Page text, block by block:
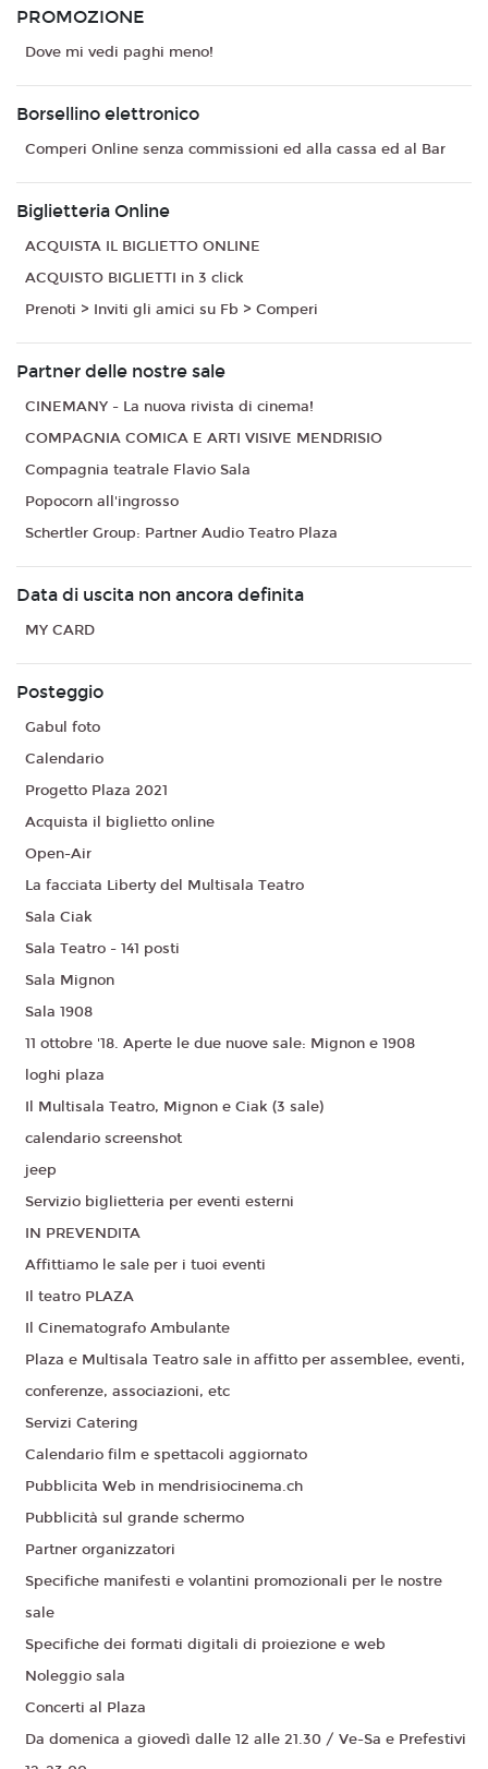
PROMOZIONE
Dove mi vedi paghi meno!
Borsellino elettronico
Comperi Online senza commissioni ed alla cassa ed al Bar
Biglietteria Online
ACQUISTA IL BIGLIETTO ONLINE
ACQUISTO BIGLIETTI in 3 click
Prenoti > Inviti gli amici su Fb > Comperi
Partner delle nostre sale
CINEMANY - La nuova rivista di cinema!
COMPAGNIA COMICA E ARTI VISIVE MENDRISIO
Compagnia teatrale Flavio Sala
Popocorn all'ingrosso
Schertler Group: Partner Audio Teatro Plaza
Data di uscita non ancora definita
MY CARD
Posteggio
Gabul foto
Calendario
Progetto Plaza 2021
Acquista il biglietto online
Open-Air
La facciata Liberty del Multisala Teatro
Sala Ciak
Sala Teatro - 141 posti
Sala Mignon
Sala 1908
11 ottobre '18. Aperte le due nuove sale: Mignon e 1908
loghi plaza
Il Multisala Teatro, Mignon e Ciak (3 sale)
calendario screenshot
jeep
Servizio biglietteria per eventi esterni
IN PREVENDITA
Affittiamo le sale per i tuoi eventi
Il teatro PLAZA
Il Cinematografo Ambulante
Plaza e Multisala Teatro sale in affitto per assemblee, eventi,
conferenze, associazioni, etc
Servizi Catering
Calendario film e spettacoli aggiornato
Pubblicita Web in mendrisiocinema.ch
Pubblicità sul grande schermo
Partner organizzatori
Specifiche manifesti e volantini promozionali per le nostre
sale
Specifiche dei formati digitali di proiezione e web
Noleggio sala
Concerti al Plaza
Da domenica a giovedì dalle 12 alle 21.30 / Ve-Sa e Prefestivi